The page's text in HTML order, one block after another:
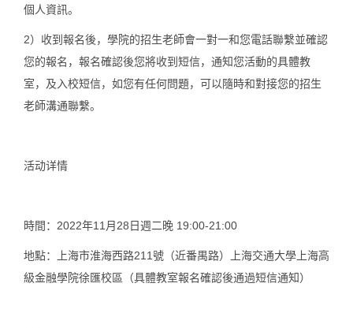
個人資訊。
2）收到報名後，學院的招生老師會一對一和您電話聯繫並確認
您的報名， 報名確認後您將收到短信，通知您活動的具體教
室，及入校短信，如您有任何問題，可以隨時和對接您的招生
老師溝通聯繫。
活动详情
時間：2022年11月28日週二晚 19:00-21:00
地點：上海市淮海西路211號（近番禺路）上海交通大學上海高
級金融學院徐匯校區（具體教室報名確認後通過短信通知）